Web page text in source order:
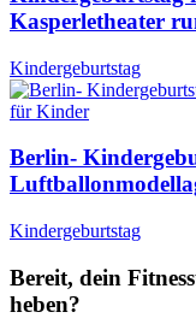
Kasperletheater
Kindergeburtstag
Berlin-
Kindergeburtstag
Bereit, dein
heben?